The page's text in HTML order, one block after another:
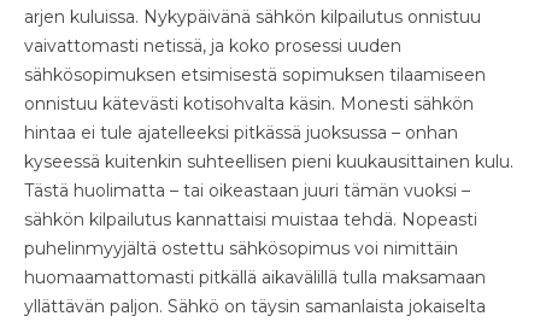
arjen kuluissa. Nykypäivänä sähkön kilpailutus onnistuu
vaivattomasti netissä, ja koko prosessi uuden
sähkösopimuksen etsimisestä sopimuksen tilaamiseen
onnistuu kätevästi kotisohvalta käsin. Monesti sähkön
hintaa ei tule ajatelleeksi pitkässä juoksussa – onhan
kyseessä kuitenkin suhteellisen pieni kuukausittainen kulu.
Tästä huolimatta – tai oikeastaan juuri tämän vuoksi –
sähkön kilpailutus kannattaisi muistaa tehdä. Nopeasti
puhelinmyyjältä ostettu sähkösopimus voi nimittäin
huomaamattomasti pitkällä aikavälillä tulla maksamaan
yllättävän paljon. Sähkö on täysin samanlaista jokaiselta